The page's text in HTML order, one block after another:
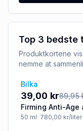
Top 3 bedste
Produktkortene
nemme at
-57%
Bilka
39,00 kr89,95
Firming Anti-Age
hyaluronsyre
50 ml· 780,00 kr/liter